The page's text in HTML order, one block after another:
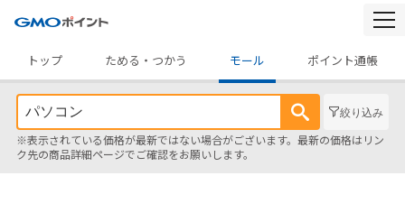
トップ
ためる・つかう モール ポイント通帳
絞り込み
※表示されている価格が最新ではない場合がございます。最新の価格はリン
ク先の商品詳細ページでご確認をお願いします。